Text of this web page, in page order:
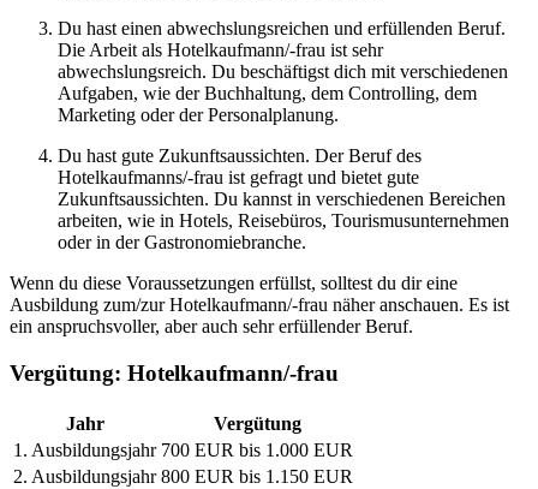
Du hast einen abwechslungsreichen und erfüllenden Beruf.
Die Arbeit als Hotelkaufmann/-frau ist sehr
abwechslungsreich. Du beschäftigst dich mit verschiedenen
Aufgaben, wie der Buchhaltung, dem Controlling, dem
Marketing oder der Personalplanung.
Du hast gute Zukunftsaussichten. Der Beruf des
Hotelkaufmanns/-frau ist gefragt und bietet gute
Zukunftsaussichten. Du kannst in verschiedenen Bereichen
arbeiten, wie in Hotels, Reisebüros, Tourismusunternehmen
oder in der Gastronomiebranche.
Wenn du diese Voraussetzungen erfüllst, solltest du dir eine
Ausbildung zum/zur Hotelkaufmann/-frau näher anschauen. Es ist
ein anspruchsvoller, aber auch sehr erfüllender Beruf.
Vergütung: Hotelkaufmann/-frau
Jahr
Vergütung
1. Ausbildungsjahr 700 EUR bis 1.000 EUR
2. Ausbildungsjahr 800 EUR bis 1.150 EUR